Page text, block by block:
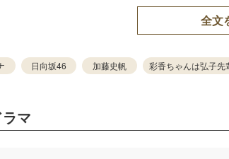
全文
日向坂46 加藤史帆 彩香ちゃんは弘子先
マ